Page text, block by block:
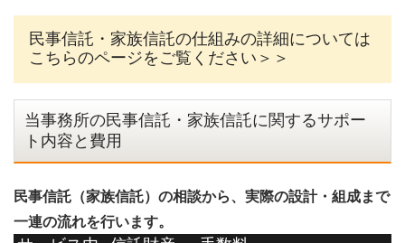
民事信託・家族信託の仕組みの詳細については
こちらのページをご覧ください＞＞
当事務所の民事信託・家族信託に関するサポー
ト内容と費用
民事信託（家族信託）の相談から、実際の設計・組成まで
一連の流れを行います。